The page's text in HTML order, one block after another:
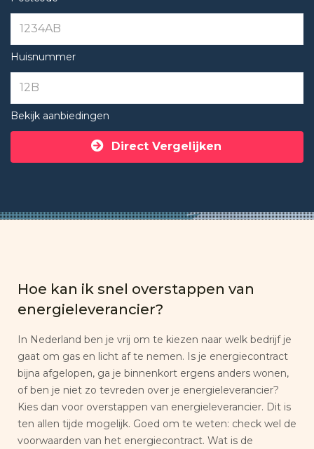
Huisnummer
Bekijk aanbiedingen
Direct Vergelijken
Hoe kan ik snel overstappen van
energieleverancier?
In Nederland ben je vrij om te kiezen naar welk bedrijf je
gaat om gas en licht af te nemen. Is je energiecontract
bijna afgelopen, ga je binnenkort ergens anders wonen,
of ben je niet zo tevreden over je energieleverancier?
Kies dan voor overstappen van energieleverancier. Dit is
ten allen tijde mogelijk. Goed om te weten: check wel de
voorwaarden van het energiecontract. Wat is de